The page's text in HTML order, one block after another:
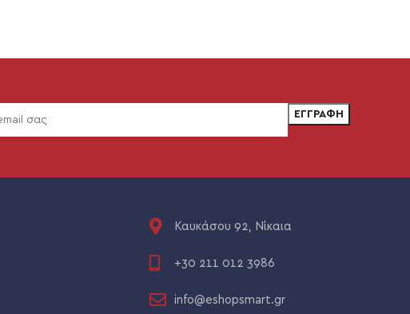
Καυκάσου 92, Νίκαια
+30 211 012 3986
info@eshopsmart.gr